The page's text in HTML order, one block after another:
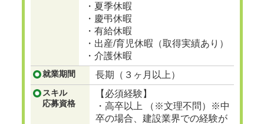
・夏季休暇
・慶弔休暇
・有給休暇
・出産/育児休暇（取得実績あり）
・介護休暇
就業期間 長期（３ヶ月以上）
スキル
応募資格
【必須経験】
・高卒以上 （※文理不問）※中
卒の場合、建設業界での経験が